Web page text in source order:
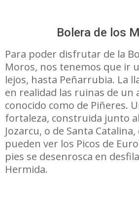
Bolera de los
Para poder disfrutar de la
Moros, nos tenemos que ir
lejos, hasta Peñarrubia. La
en realidad las ruinas de un
conocido como de Piñeres.
fortaleza, construida junto
Jozarcu, o de Santa
pueden ver los Picos de
pies se desenrosca en
Hermida.